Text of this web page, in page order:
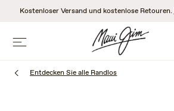
Kostenloser Versand und kostenlose Retouren.
Speisekarte
Entdecken Sie alle Randlos